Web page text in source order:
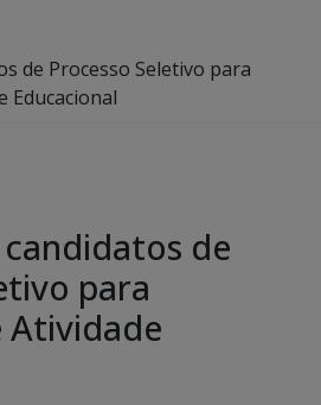
de Processo Seletivo para
Educacional
de
para
Atividade